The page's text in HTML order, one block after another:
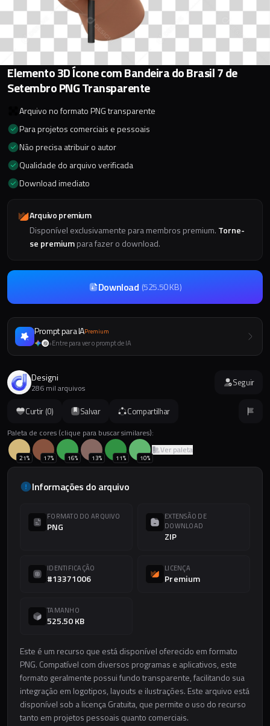
Curtir (0) Salvar Compartilhar
Paleta de cores (clique para buscar similares):
21% 17% 16% 13% 11% 10%
Ver paleta
Informações do arquivo
FORMATO DO ARQUIVO
PNG
EXTENSÃO DE
DOWNLOAD
ZIP
IDENTIFICAÇÃO
#13371006
LICENÇA
Premium
TAMANHO
525.50 KB
Este é um recurso que está disponível oferecido em formato
PNG. Compatível com diversos programas e aplicativos, este
formato geralmente possui fundo transparente, facilitando sua
integração em logotipos, layouts e ilustrações. Este arquivo está
disponível sob a licença Gratuita, que permite o uso do recurso
tanto em projetos pessoais quanto comerciais.
Elemento 3D Ícone com Bandeira do Brasil 7 de
Setembro PNG Transparente
Arquivo no formato PNG transparente
Para projetos comerciais e pessoais
Não precisa atribuir o autor
Qualidade do arquivo verificada
Download imediato
Arquivo premium
Disponível exclusivamente para membros premium. Torne-
se premiumpara fazer o download.
Download (525.50 KB)
Prompt para IAPremium
+Entre para ver o prompt de IA
Designi
286 mil arquivos Seguir